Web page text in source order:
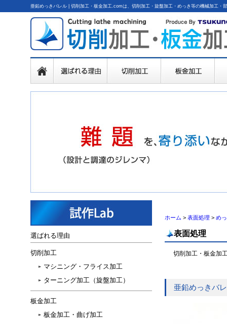
亜鉛めっきバレル | 切削加工・板金加工.comは、切削加工・旋盤加工・めっき等の機械加工・
ホーム > 表面処理 > め
表面処理
切削加工・板金加
亜鉛めっきバ
選ばれる理由
切削加工
マシニング・フライス加工
ターニング加工（旋盤加工）
板金加工
板金加工・曲げ加工